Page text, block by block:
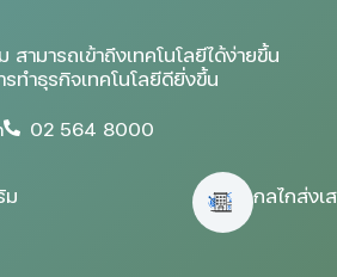
ามารถเข้าถึงเทคโนโลยีได้ง่ายขึ้น
ทำธุรกิจเทคโนโลยีดียิ่งขึ้น
02 564 8000
ม กลไกส่งเ